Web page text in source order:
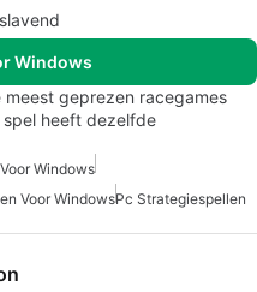
Windows
meest geprezen racegames
heeft dezelfde
Windows
Voor WindowsPc Strategiespellen